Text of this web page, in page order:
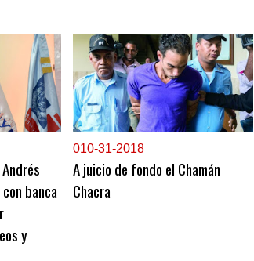
banca
y
010-31-2018
A juicio de fondo el Chamán
Chacra